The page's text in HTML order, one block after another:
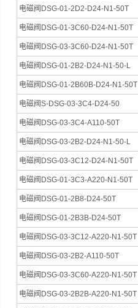
电磁阀DSG-01-2D2-D24-N1-50T
电磁阀DSG-01-3C60-D24-N1-50T
电磁阀DSG-03-3C60-D24-N1-50T
电磁阀DSG-01-2B2-D24-N1-50-L
电磁阀DSG-01-2B60B-D24-N1-50T
电磁阀S-DSG-03-3C4-D24-50
电磁阀DSG-03-3C4-A110-50T
电磁阀DSG-03-2B2-D24-N1-50-L
电磁阀DSG-03-3C12-D24-N1-50T
电磁阀DSG-01-3C3-A220-N1-50T
电磁阀DSG-01-2B8-D24-50T
电磁阀DSG-01-2B3B-D24-50T
电磁阀DSG-03-3C12-A220-N1-50T
电磁阀DSG-03-2B2-A110-50T
电磁阀DSG-03-3C60-A220-N1-50T
电磁阀DSG-03-2B2B-A220-N1-50T